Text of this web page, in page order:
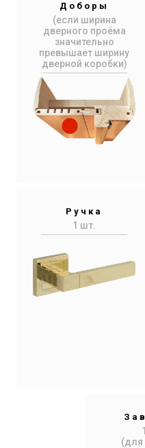
Доборы
(если ширина
дверного проёма
значительно
превышает ширину
дверной коробки)
Ручка
1 шт.
(для